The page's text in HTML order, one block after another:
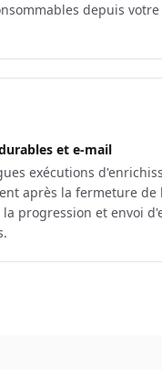
depuis
et e-mail
exécutions
après la fermeture de
progression et envoi